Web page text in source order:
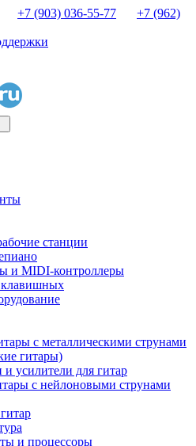
+7 (903) 036-55-77
+7 (962)
станции
и MIDI-контроллеры
клавишных
с металлическими струнами
гитары)
усилители для гитар
с нейлоновыми струнами
и процессоры